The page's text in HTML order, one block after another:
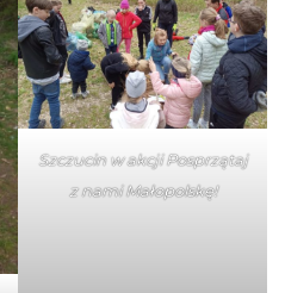
Szczucin w akcji Posprzątaj
z nami Małopolskę!